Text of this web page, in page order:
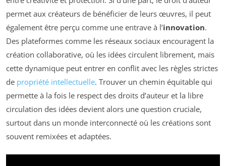
permet aux créateurs de bénéficier de leurs œuvres, il peut
également être perçu comme une entrave à l’innovation.
Des plateformes comme les réseaux sociaux encouragent la
création collaborative, où les idées circulent librement, mais
cette dynamique peut entrer en conflit avec les règles strictes
de propriété intellectuelle. Trouver un chemin équitable qui
permette à la fois le respect des droits d’auteur et la libre
circulation des idées devient alors une question cruciale,
surtout dans un monde interconnecté où les créations sont
souvent remixées et adaptées.